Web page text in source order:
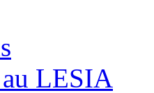
LESIA